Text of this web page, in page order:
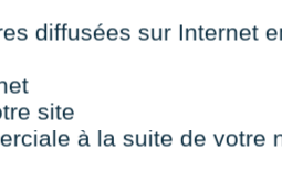
diffusées sur Internet
site
à la suite de votre